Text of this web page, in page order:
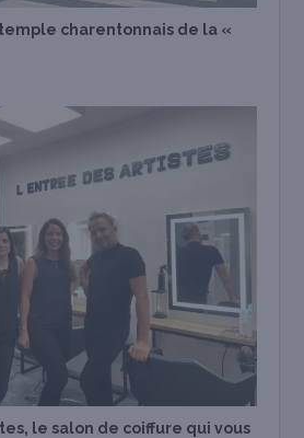
charentonnais de la «
le salon de coiffure qui vous